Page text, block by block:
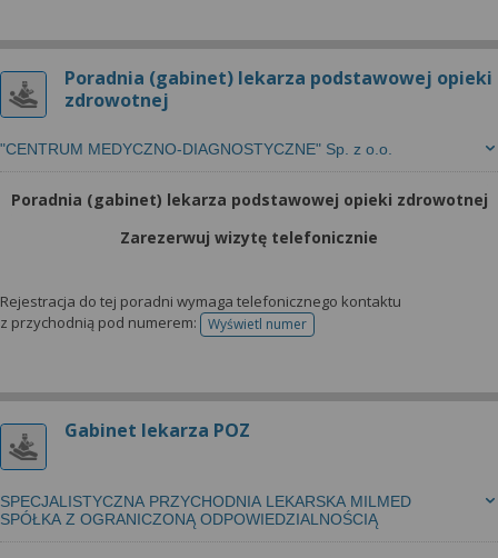
Poradnia (gabinet) lekarza podstawowej opieki
zdrowotnej
"CENTRUM MEDYCZNO-DIAGNOSTYCZNE" Sp. z o.o.
Poradnia (gabinet) lekarza podstawowej opieki zdrowotnej
Zarezerwuj wizytę telefonicznie
Rejestracja do tej poradni wymaga telefonicznego kontaktu
z przychodnią pod numerem:
Wyświetl numertelefonu do rejestracji
Gabinet lekarza POZ
SPECJALISTYCZNA PRZYCHODNIA LEKARSKA MILMED
SPÓŁKA Z OGRANICZONĄ ODPOWIEDZIALNOŚCIĄ